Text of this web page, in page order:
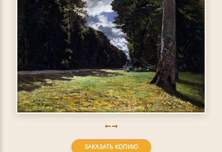
ЗАКАЗАТЬ КОПИЮ